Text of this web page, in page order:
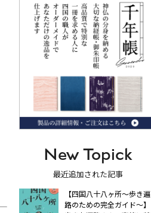
New Topick
最近追加された記事
【四国八十八ヶ所～歩き遍
路のための完全ガイド～】